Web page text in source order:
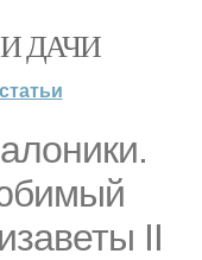
ДАЧИ
статьи
II